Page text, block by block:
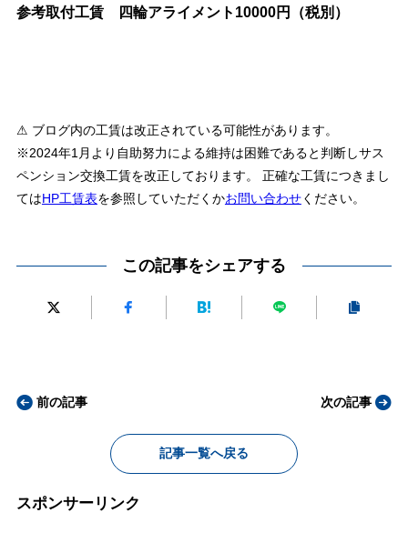
参考取付工賃 四輪アライメント10000円（税別）
⚠ ブログ内の工賃は改正されている可能性があります。
※2024年1月より自助努力による維持は困難であると判断しサス
ペンション交換工賃を改正しております。 正確な工賃につきまし
てはHP工賃表を参照していただくかお問い合わせください。
この記事をシェアする
前の記事
記事一覧へ戻る
次の記事
スポンサーリンク